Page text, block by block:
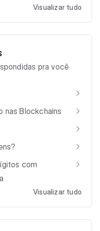
Visualizar tudo
pra você
nas Blockchains
com
Visualizar tudo